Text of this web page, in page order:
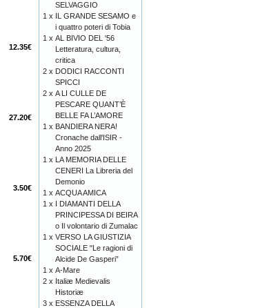
12.35€
27.20€
3.50€
5.70€
SELVAGGIO
1 x IL GRANDE SESAMO e
i quattro poteri di Tobia
1 x AL BIVIO DEL '56
Letteratura, cultura,
critica
2 x DODICI RACCONTI
SPICCI
2 x A LI CULLE DE
PESCARE QUANT’È
BELLE FA L’AMORE
1 x BANDIERA NERA!
Cronache dall'ISIR -
Anno 2025
1 x LA MEMORIA DELLE
CENERI La Libreria del
Demonio
1 x ACQUA AMICA
1 x I DIAMANTI DELLA
PRINCIPESSA DI BEIRA
o Il volontario di Zumalac
1 x VERSO LA GIUSTIZIA
SOCIALE "Le ragioni di
Alcide De Gasperi”
1 x A-Mare
2 x Italiæ Medievalis
Historiæ
3 x ESSENZA DELLA